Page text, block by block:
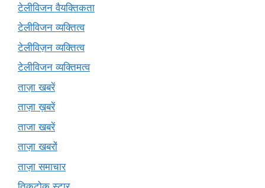
टेलीविजन वैयक्तिकता
टेलीविजन व्यक्तित्व
टेलीविज़न व्यक्तित्व
टेलीविजन व्यक्तिमत्व
ताज़ा खबरें
ताज़ा ख़बरें
ताजा खबरें
ताज़ा खबरों
ताज़ा समाचार